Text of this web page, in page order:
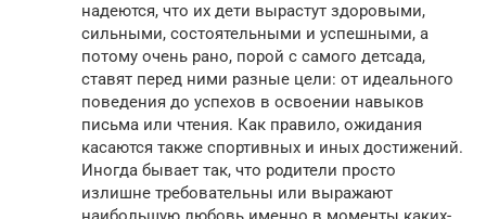
надеются, что их дети вырастут здоровыми,
сильными, состоятельными и успешными, а
потому очень рано, порой с самого детсада,
ставят перед ними разные цели: от идеального
поведения до успехов в освоении навыков
письма или чтения. Как правило, ожидания
касаются также спортивных и иных достижений.
Иногда бывает так, что родители просто
излишне требовательны или выражают